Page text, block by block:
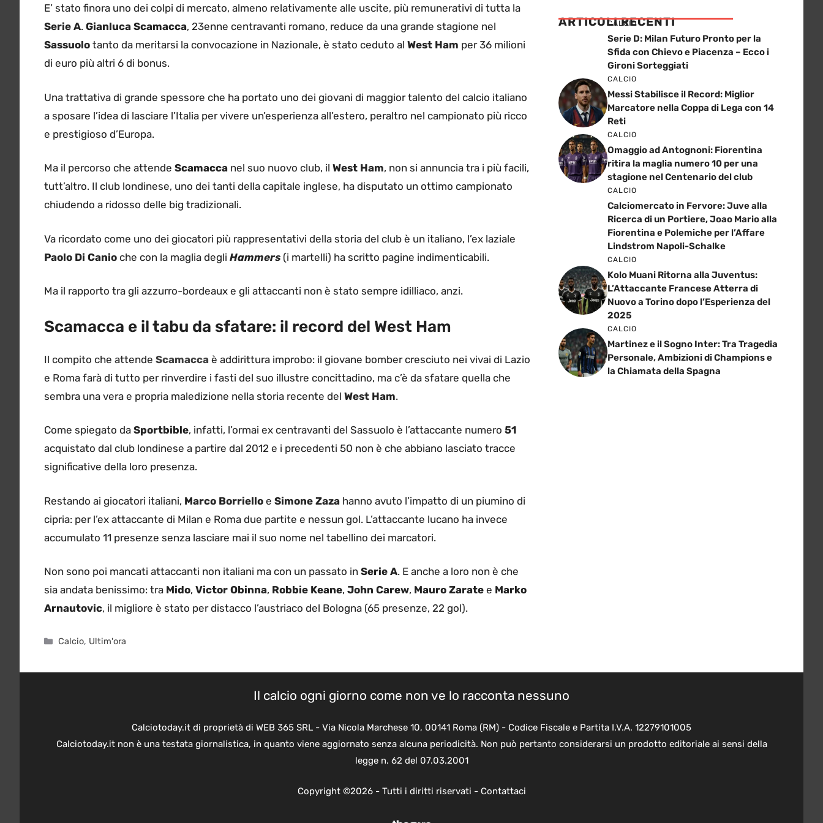
E’ stato finora uno dei colpi di mercato, almeno relativamente alle uscite, più remunerativi di tutta la
Serie A. Gianluca Scamacca, 23enne centravanti romano, reduce da una grande stagione nel
Sassuolo tanto da meritarsi la convocazione in Nazionale, è stato ceduto al West Ham per 36 milioni
di euro più altri 6 di bonus.
Una trattativa di grande spessore che ha portato uno dei giovani di maggior talento del calcio italiano
a sposare l’idea di lasciare l’Italia per vivere un’esperienza all’estero, peraltro nel campionato più ricco
e prestigioso d’Europa.
Ma il percorso che attende Scamacca nel suo nuovo club, il West Ham, non si annuncia tra i più facili,
tutt’altro. Il club londinese, uno dei tanti della capitale inglese, ha disputato un ottimo campionato
chiudendo a ridosso delle big tradizionali.
Va ricordato come uno dei giocatori più rappresentativi della storia del club è un italiano, l’ex laziale
Paolo Di Canio che con la maglia degli Hammers (i martelli) ha scritto pagine indimenticabili.
Ma il rapporto tra gli azzurro-bordeaux e gli attaccanti non è stato sempre idilliaco, anzi.
Scamacca e il tabu da sfatare: il record del West Ham
Il compito che attende Scamacca è addirittura improbo: il giovane bomber cresciuto nei vivai di Lazio
e Roma farà di tutto per rinverdire i fasti del suo illustre concittadino, ma c’è da sfatare quella che
sembra una vera e propria maledizione nella storia recente del West Ham.
Come spiegato da Sportbible, infatti, l’ormai ex centravanti del Sassuolo è l’attaccante numero 51
acquistato dal club londinese a partire dal 2012 e i precedenti 50 non è che abbiano lasciato tracce
significative della loro presenza.
Restando ai giocatori italiani, Marco Borriello e Simone Zaza hanno avuto l’impatto di un piumino di
cipria: per l’ex attaccante di Milan e Roma due partite e nessun gol. L’attaccante lucano ha invece
accumulato 11 presenze senza lasciare mai il suo nome nel tabellino dei marcatori.
Non sono poi mancati attaccanti non italiani ma con un passato in Serie A. E anche a loro non è che
sia andata benissimo: tra Mido, Victor Obinna, Robbie Keane, John Carew, Mauro Zarate e Marko
Arnautovic, il migliore è stato per distacco l’austriaco del Bologna (65 presenze, 22 gol).
Categorie
Calcio, Ultim'ora
ARTICOLI RECENTI
CALCIO
Serie D: Milan Futuro Pronto per la
Sfida con Chievo e Piacenza – Ecco i
Gironi Sorteggiati
CALCIO
Messi Stabilisce il Record: Miglior
Marcatore nella Coppa di Lega con 14
Reti
CALCIO
Omaggio ad Antognoni: Fiorentina
ritira la maglia numero 10 per una
stagione nel Centenario del club
CALCIO
Calciomercato in Fervore: Juve alla
Ricerca di un Portiere, Joao Mario alla
Fiorentina e Polemiche per l’Affare
Lindstrom Napoli-Schalke
CALCIO
Kolo Muani Ritorna alla Juventus:
L’Attaccante Francese Atterra di
Nuovo a Torino dopo l’Esperienza del
2025
CALCIO
Martinez e il Sogno Inter: Tra Tragedia
Personale, Ambizioni di Champions e
la Chiamata della Spagna
Il calcio ogni giorno come non ve lo racconta nessuno
Calciotoday.it di proprietà di WEB 365 SRL - Via Nicola Marchese 10, 00141 Roma (RM) - Codice Fiscale e Partita I.V.A. 12279101005
Calciotoday.it non è una testata giornalistica, in quanto viene aggiornato senza alcuna periodicità. Non può pertanto considerarsi un prodotto editoriale ai sensi della
legge n. 62 del 07.03.2001
Copyright ©2026 - Tutti i diritti riservati - Contattaci